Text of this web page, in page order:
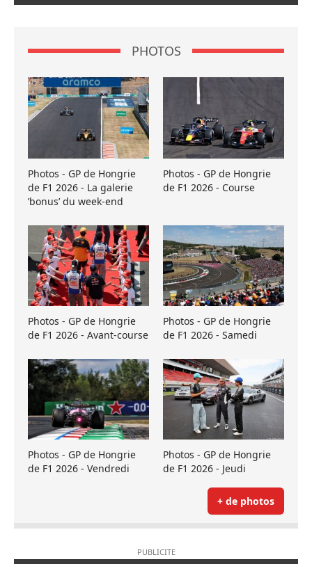
PHOTOS
Photos - GP de Hongrie
de F1 2026 - La galerie
’bonus’ du week-end
Photos - GP de Hongrie
de F1 2026 - Course
Photos - GP de Hongrie
de F1 2026 - Avant-course
Photos - GP de Hongrie
de F1 2026 - Samedi
Photos - GP de Hongrie
de F1 2026 - Vendredi
Photos - GP de Hongrie
de F1 2026 - Jeudi
+ de photos